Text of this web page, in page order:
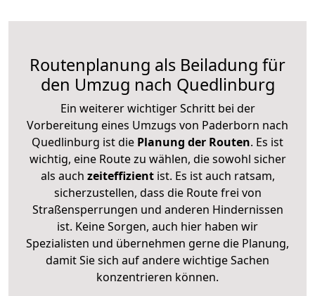
Routenplanung als Beiladung für
den Umzug nach Quedlinburg
Ein weiterer wichtiger Schritt bei der
Vorbereitung eines Umzugs von Paderborn nach
Quedlinburg ist die Planung der Routen. Es ist
wichtig, eine Route zu wählen, die sowohl sicher
als auch zeiteffizientist. Es ist auch ratsam,
sicherzustellen, dass die Route frei von
Straßensperrungen und anderen Hindernissen
ist. Keine Sorgen, auch hier haben wir
Spezialisten und übernehmen gerne die Planung,
damit Sie sich auf andere wichtige Sachen
konzentrieren können.